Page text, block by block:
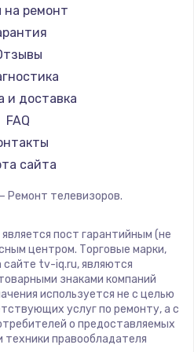
видеокарты
руб.
питания
руб.
видеочипа
моста
руб.
Daewoo
Centek
Doffler
Hiper
Yandex
Tuvio
Nord
на ремонт
и доставка
FAQ
сайта
Ремонт телевизоров.
пост гарантийным (не
центром. Торговые марки,
сайте tv-iq.ru, являются
знаками компаний
используется не с целью
услуг по ремонту, а с
о предоставляемых
техники правообладателя